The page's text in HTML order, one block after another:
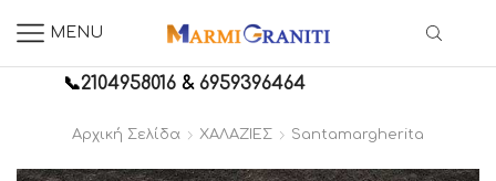
MENU
📞2104958016 &6959396464
Αρχική Σελίδα ΧΑΛΑΖΙΕΣ Santamargherita